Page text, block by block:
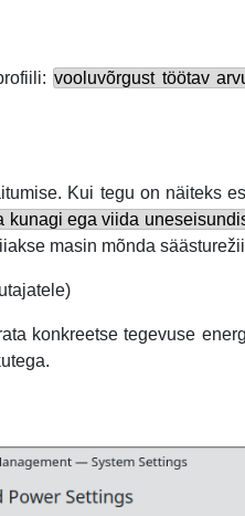
vooluvõrgust töötav
Kui tegu on näiteks
kunagi ega viida
masin mõnda
konkreetse tegevuse